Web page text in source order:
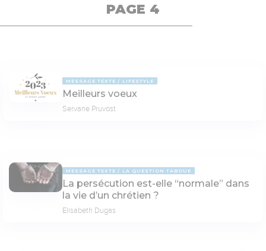
PAGE 4
MESSAGE TEXTE LIFESTYLE
Meilleurs voeux
Servane Pruvost
MESSAGE TEXTE LA QUESTION TABOUE
La persécution est-elle “normale” dans
la vie d’un chrétien ?
Elisabeth Dugas